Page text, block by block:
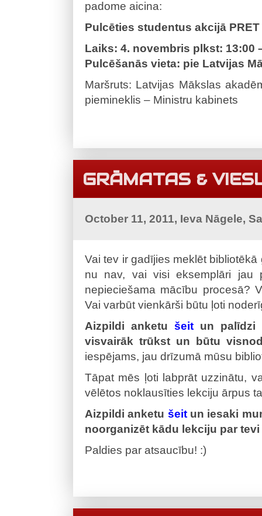
padome aicina:
Pulcēties studentus akcijā
Laiks: 4. novembris plkst: 13:00
Pulcēšanās vieta: pie Latvijas
Maršruts: Latvijas Mākslas
piemineklis – Ministru kabinets
GRĀMATAS &
October 11, 2011, Ieva Nāgele,
Vai tev ir gadījies meklēt
nu nav, vai visi eksemplāri jau
nepieciešama mācību procesā?
Vai varbūt vienkārši būtu ļoti
Aizpildi anketu šeit un palīdzi
visvairāk trūkst un būtu
iespējams, jau drīzumā mūsu
Tāpat mēs ļoti labprāt uzzinātu,
vēlētos noklausīties lekciju ārpus
Aizpildi anketu šeitun iesaki
noorganizēt kādu lekciju par
Paldies par atsaucību! :)